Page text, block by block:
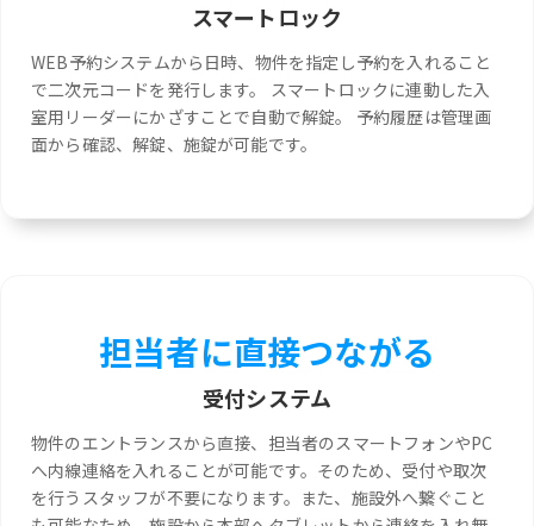
スマートロック
WEB予約システムから日時、物件を指定し予約を入れること
で二次元コードを発行します。 スマートロックに連動した入
室用リーダーにかざすことで自動で解錠。 予約履歴は管理画
面から確認、解錠、施錠が可能です。
担当者に直接つながる
受付システム
物件のエントランスから直接、担当者のスマートフォンやPC
へ内線連絡を入れることが可能です。そのため、受付や取次
を行うスタッフが不要になります。また、施設外へ繋ぐこと